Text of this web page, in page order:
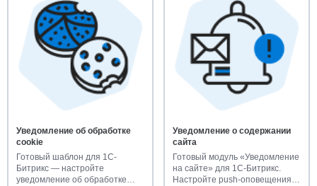
Уведомление об обработке
cookie
Готовый шаблон для 1С-
Битрикс — настройте
уведомление об обработке
Уведомление о содержании
сайта
Готовый модуль «Уведомление
на сайте» для 1С-Битрикс.
Настройте push-оповещения